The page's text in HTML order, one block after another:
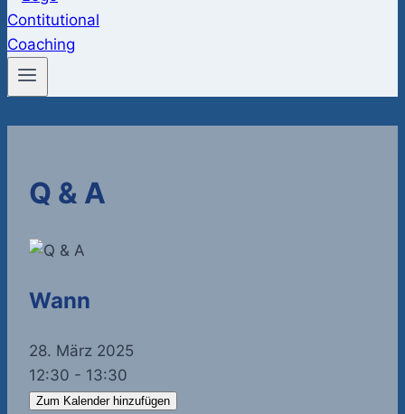
Q & A
Wann
28. März 2025
12:30 - 13:30
Zum Kalender hinzufügen